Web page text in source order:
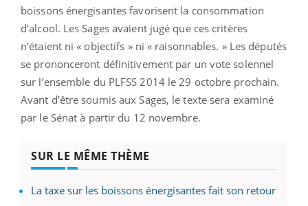
boissons énergisantes favorisent la consommation
d’alcool. Les Sages avaient jugé que ces critères
n’étaient ni « objectifs » ni « raisonnables. » Les députés
se prononceront définitivement par un vote solennel
sur l’ensemble du PLFSS 2014 le 29 octobre prochain.
Avant d’être soumis aux Sages, le texte sera examiné
par le Sénat à partir du 12 novembre.
SUR LE MÊME THÈME
La taxe sur les boissons énergisantes fait son retour